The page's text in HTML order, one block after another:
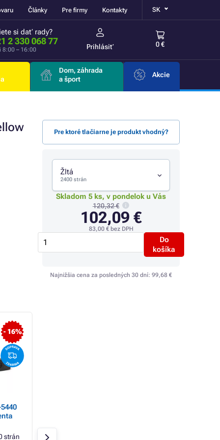
Články Pre firmy Kontakty SK
si dať rady?
2 330 068 77
8:00 – 16:00 Prihlásiť 0 €
Dom, záhrada
a šport
Akcie
Pre ktoré tlačiarne je produkt vhodný?
Žltá
2400 strán
Skladom 5 ks, v pondelok u Vás
120,32 €
102,09 €
83,00 €bez DPH
Do
košíka
Najnižšia cena za posledných 30 dní: 99,68 €
- 16%
strán